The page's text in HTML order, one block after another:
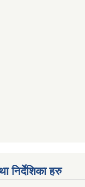
निर्देशिका हरु